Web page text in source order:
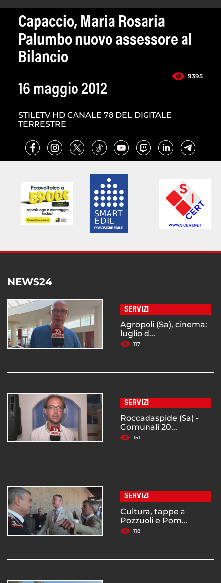
Capaccio, Maria Rosaria
Palumbo nuovo assessore al
Bilancio
9395
16 maggio 2012
STILETV HD CANALE 78 DEL DIGITALE
TERRESTRE
NEWS24
SERVIZI
Agropoli (Sa), cinema:
luglio d...
117
SERVIZI
Roccadaspide (Sa) -
Comunali 20...
151
SERVIZI
Cultura, tappe a
Pozzuoli e Pom...
118